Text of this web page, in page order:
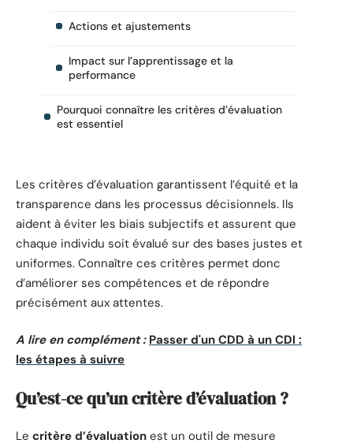
Actions et ajustements
Impact sur l’apprentissage et la
performance
Pourquoi connaître les critères d’évaluation
est essentiel
Les critères d’évaluation garantissent l’équité et la
transparence dans les processus décisionnels. Ils
aident à éviter les biais subjectifs et assurent que
chaque individu soit évalué sur des bases justes et
uniformes. Connaître ces critères permet donc
d’améliorer ses compétences et de répondre
précisément aux attentes.
A lire en complément : Passer d'un CDD à un CDI :
les étapes à suivre
Qu’est-ce qu’un critère d’évaluation ?
Le critère d’évaluation est un outil de mesure